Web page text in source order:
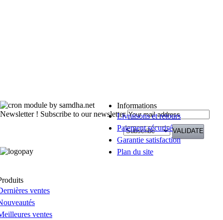
Newsletter ! Subscribe to our newsletter
Informations
Livraisons et retours
Paiement sécurisé
Garantie satisfaction
Plan du site
ventes
ventes